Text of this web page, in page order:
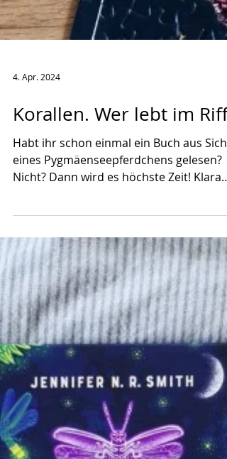
4. Apr. 2024
Korallen. Wer lebt im Riff?
Habt ihr schon einmal ein Buch aus Sicht
Nicht? Dann wird es höchste Zeit! Klara